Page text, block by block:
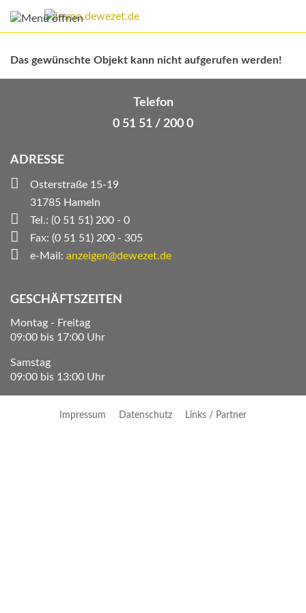
Das gewünschte Objekt kann nicht aufgerufen werden!
Telefon
0 51 51 / 200 0
ADRESSE
Osterstraße 15-19
31785 Hameln
Tel.: (0 51 51) 200 - 0
Fax: (0 51 51) 200 - 305
e-Mail: anzeigen@dewezet.de
GESCHÄFTSZEITEN
Montag - Freitag
09:00 bis 17:00 Uhr
Samstag
09:00 bis 13:00 Uhr
Impressum Datenschutz Links / Partner